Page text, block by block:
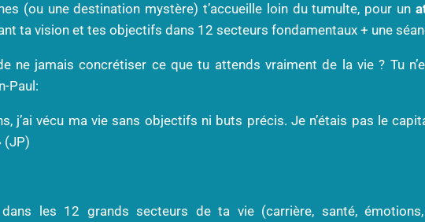
(ou une destination mystère) t’accueille loin du tumulte, pour un
ta vision et tes objectifs dans 12 secteurs fondamentaux + une
ne jamais concrétiser ce que tu attends vraiment de la vie ? Tu
Paul:
j’ai vécu ma vie sans objectifs ni buts précis. Je n’étais pas le
(JP)
les 12 grands secteurs de ta vie (carrière, santé,